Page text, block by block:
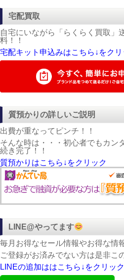
宅配買取
自宅にいながら「らくらく買取」
料！！
宅配キット申込みはこちら↓をクリ
質預かりの詳しいご説明
出費が重なってピンチ！！
そんな時は・・・初心者でもカン
続き完了！！
質預かりはこちら↓をクリック
LINE@やってます
毎月お得なセール情報やお得な情
ご登録がお済みでない方は是非こ
LINEの追加ははこちら↓をクリック